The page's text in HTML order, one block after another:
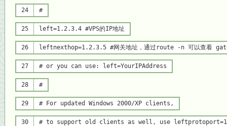
24 #
25 left=1.2.3.4 #VPS的IP地址
26 leftnexthop=1.2.3.5 #网关地址，通过route -n 可以查看
27 # or you can use: left=YourIPAddress
28 #
29 # For updated Windows 2000/XP clients,
30 # to support old clients as well, use